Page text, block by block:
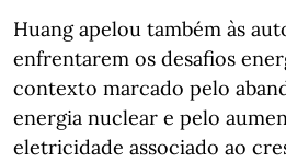
Huang apelou também às
enfrentarem os desafios
contexto marcado pelo
energia nuclear e pelo
eletricidade associado ao